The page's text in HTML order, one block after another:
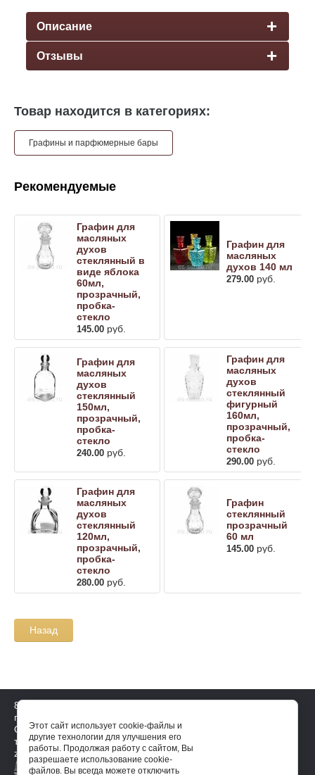
Описание
Отзывы
Товар находится в категориях:
Графины и парфюмерные бары
Рекомендуемые
Графин для
масляных
духов
стеклянный в
виде яблока
60мл,
прозрачный,
пробка-
стекло
145.00 руб.
Графин для
масляных
духов 140 мл
279.00 руб.
Графин для
масляных
духов
стеклянный
150мл,
прозрачный,
пробка-
стекло
240.00 руб.
Графин для
масляных
духов
стеклянный
фигурный
160мл,
прозрачный,
пробка-
стекло
290.00 руб.
Графин для
масляных
духов
стеклянный
120мл,
прозрачный,
пробка-
стекло
280.00 руб.
Графин
стеклянный
прозрачный
60 мл
145.00 руб.
Назад
8 921 644 4143
пн-пт: 10-17, сб-вс: выходной
Официальный дистрибьютор на
территории России essense-
zakaz@ya.ru
Этот сайт использует cookie-файлы и
другие технологии для улучшения его
работы. Продолжая работу с сайтом, Вы
разрешаете использование cookie-
файлов. Вы всегда можете отключить